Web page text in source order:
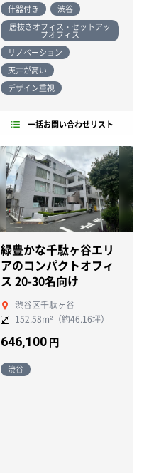
什器付き
渋谷
居抜きオフィス・セットアッ
プオフィス
リノベーション
天井が高い
デザイン重視
一括お問い合わせリスト
緑豊かな千駄ヶ谷エリ
アのコンパクトオフィ
ス 20-30名向け
渋谷区千駄ヶ谷
152.58m²（約46.16坪）
646,100 円
渋谷